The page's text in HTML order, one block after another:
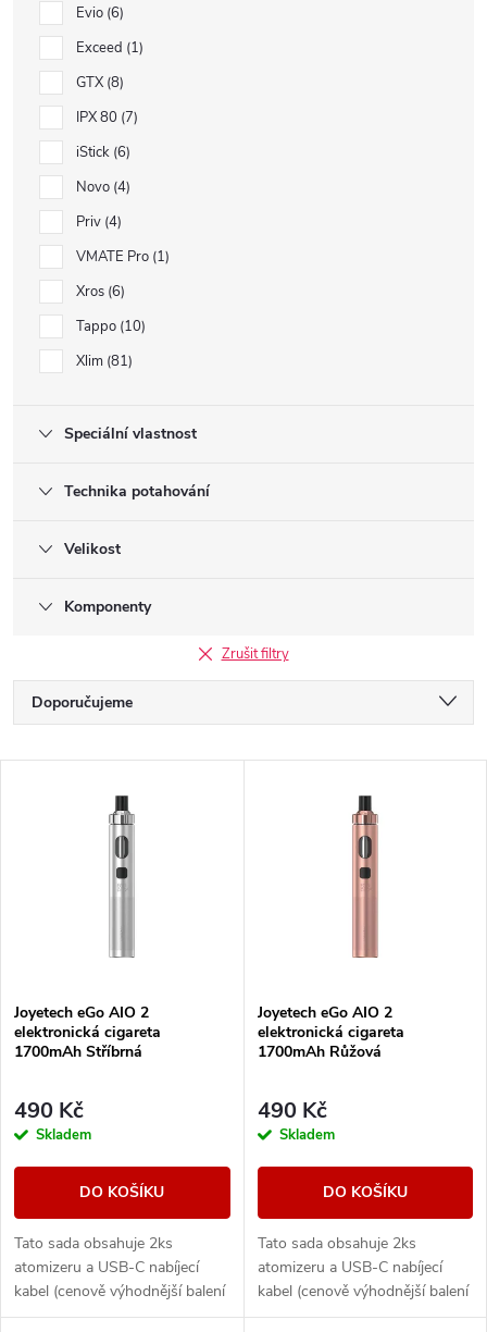
Evio 6
Exceed 1
GTX 8
IPX 80 7
iStick 6
Novo 4
Priv 4
VMATE Pro 1
Xros 6
Tappo 10
Xlim 81
Speciální vlastnost
Technika potahování
Velikost
Komponenty
Zrušit filtry
Ř
a
p
r
o
u
k
Doporučujeme
Nejprodávanější
s
p
r
o
d
u
Joyetech eGo AIO 2
elektronická cigareta
1700mAh Stříbrná
490 Kč
Skladem
DO KOŠÍKU
Tato sada obsahuje 2ks
atomizeru a USB-C nabíjecí
kabel (cenově výhodnější balení
oproti základní verzi). Ikona
Joyetech eGo AIO 2
elektronická cigareta
1700mAh Růžová
490 Kč
Skladem
DO KOŠÍKU
Tato sada obsahuje 2ks
atomizeru a USB-C nabíjecí
kabel (cenově výhodnější balení
oproti základní verzi). Ikona